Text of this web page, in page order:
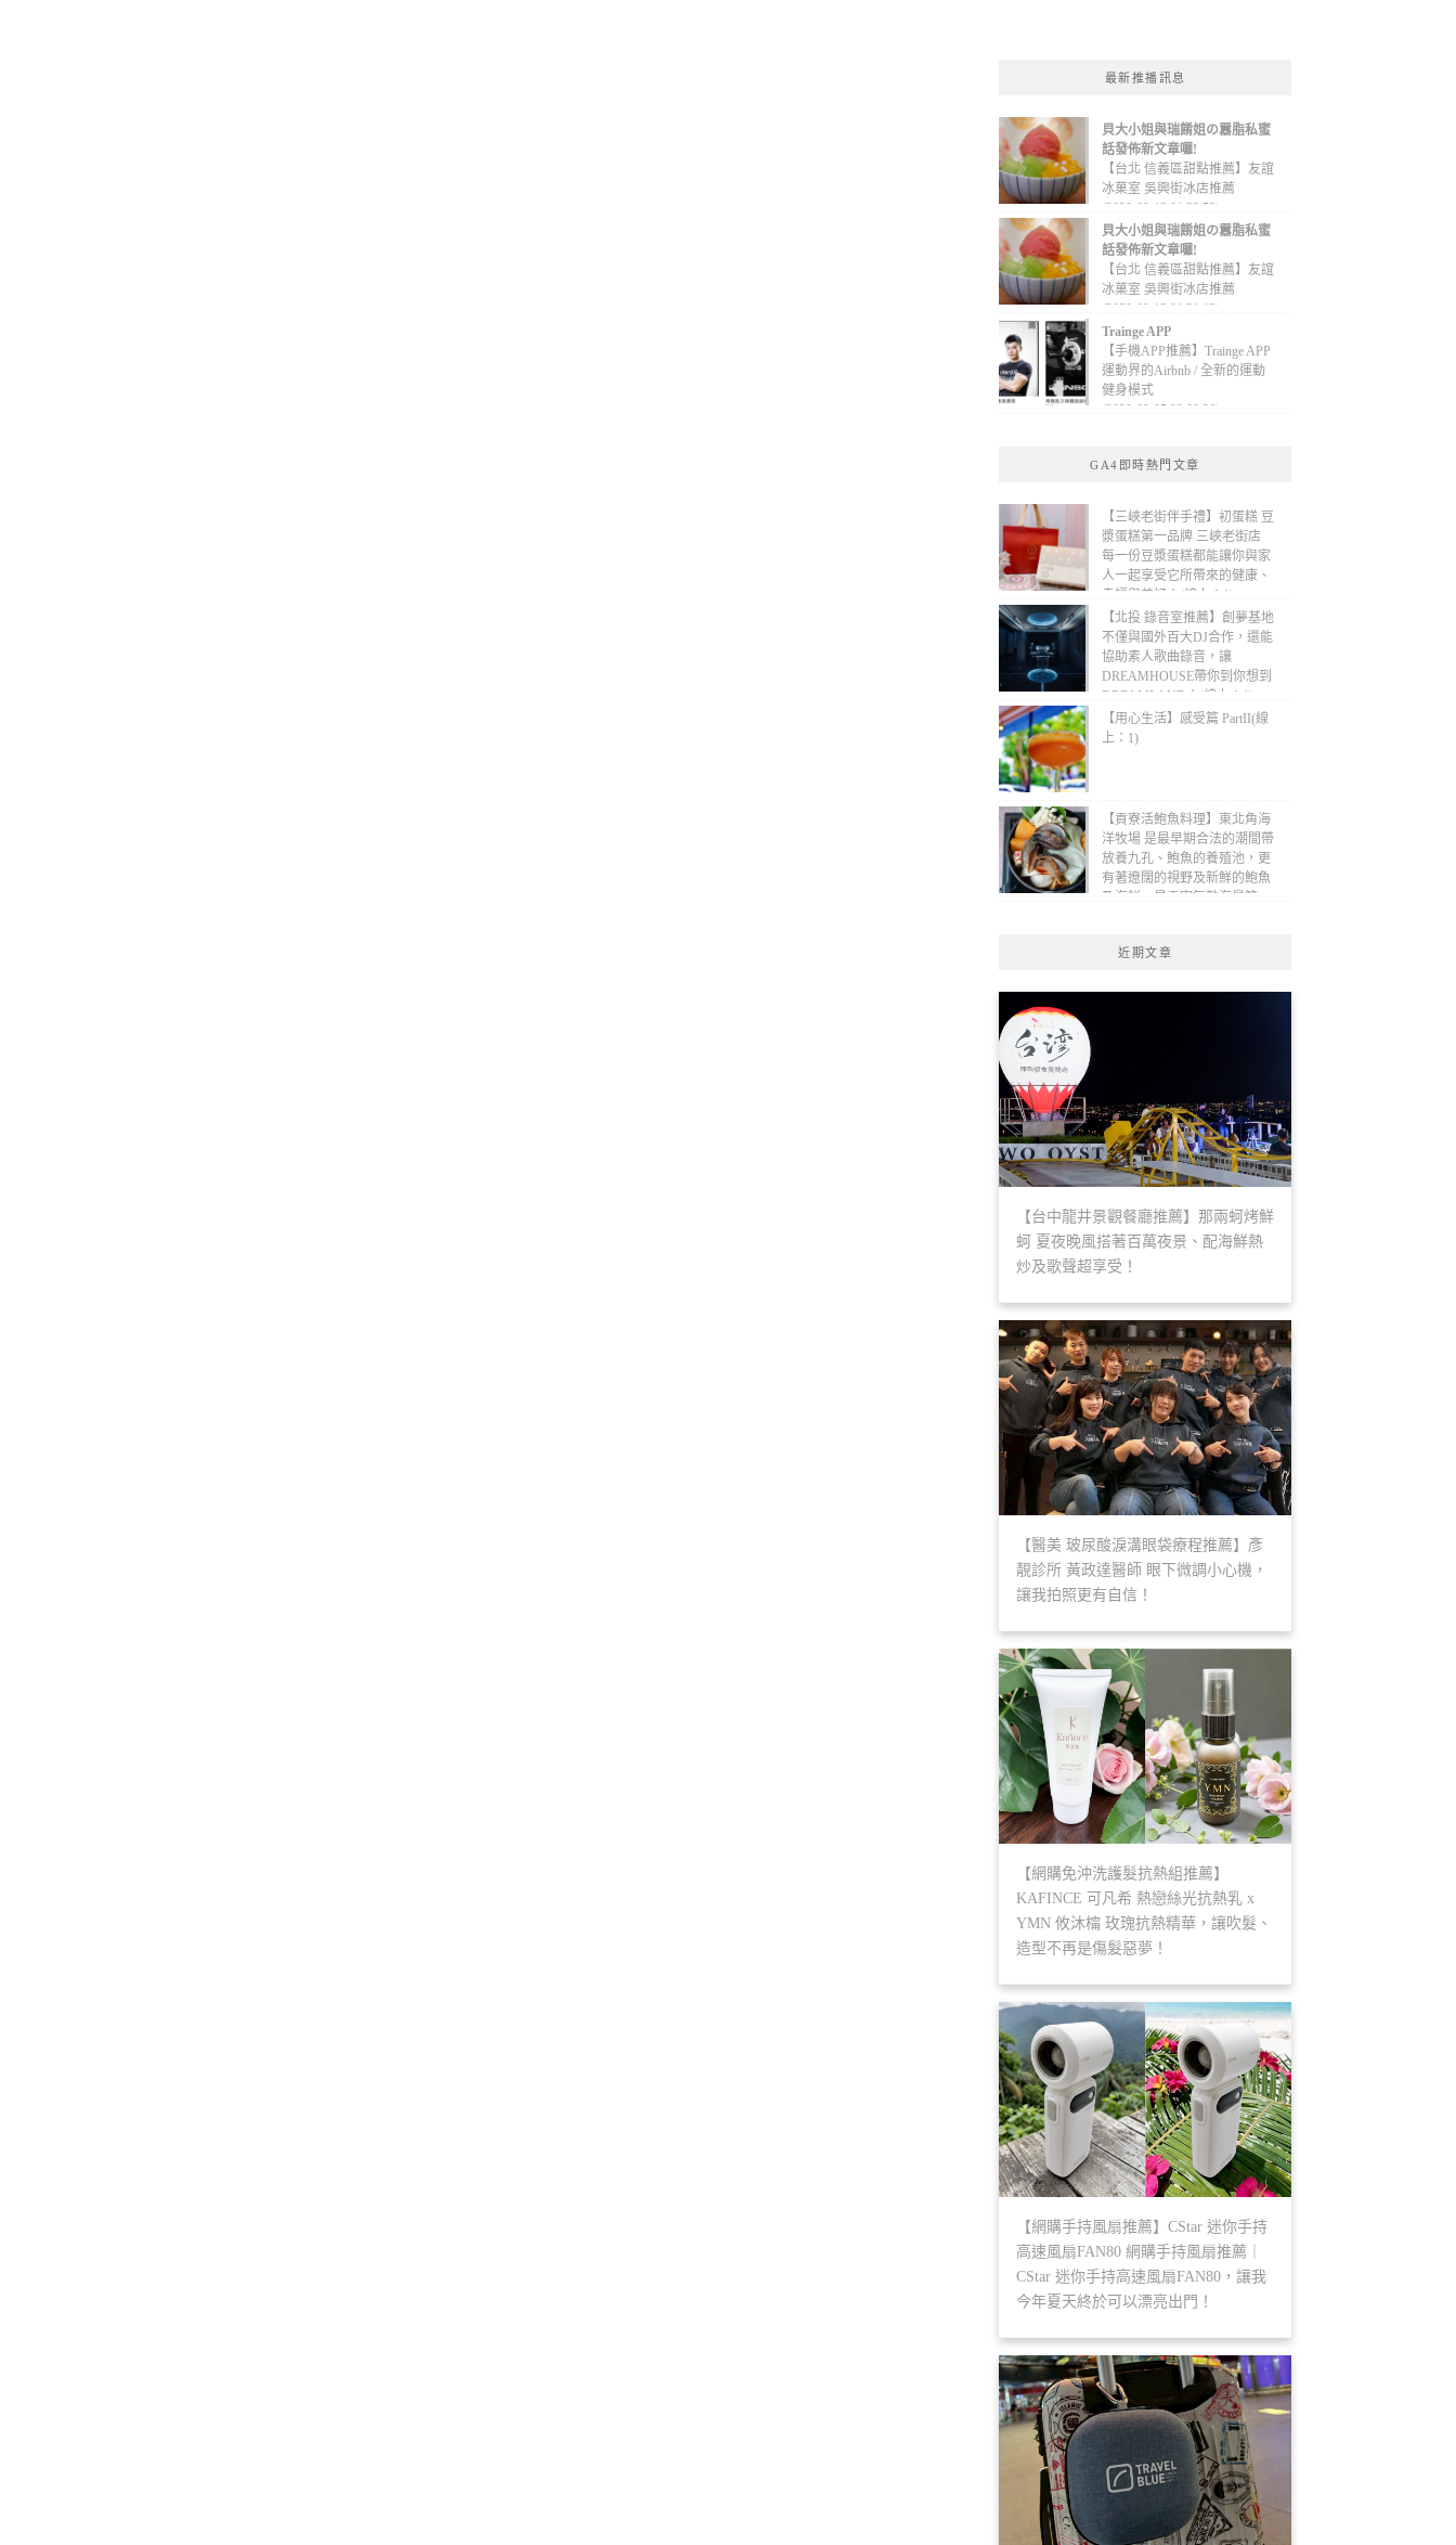
最新推播訊息
貝大小姐與瑞餚姐の囂脂私蜜
話發佈新文章囉!
【台北 信義區甜點推薦】友誼
冰菓室 吳興街冰店推薦
(2020-09-13 01:32:52)
貝大小姐與瑞餚姐の囂脂私蜜
話發佈新文章囉!
【台北 信義區甜點推薦】友誼
冰菓室 吳興街冰店推薦
(2020-09-13 01:31:12)
Trainge APP
【手機APP推薦】Trainge APP
運動界的Airbnb / 全新的運動
健身模式
(2020-09-05 22:08:36)
GA4即時熱門文章
【三峽老街伴手禮】初蛋糕 豆
漿蛋糕第一品牌 三峽老街店
每一份豆漿蛋糕都能讓你與家
人一起享受它所帶來的健康、
幸福與美好！(線上：1)
【北投 錄音室推薦】創夢基地
不僅與國外百大DJ合作，還能
協助素人歌曲錄音，讓
DREAMHOUSE帶你到你想到
DREAMLAND！(線上：1)
【用心生活】感受篇 PartII(線
上：1)
【貢寮活鮑魚料理】東北角海
洋牧場 是最早期合法的潮間帶
放養九孔、鮑魚的養殖池，更
有著遼闊的視野及新鮮的鮑魚
及海鮮，是貢寮無敵海景第一
近期文章
【台中龍井景觀餐廳推薦】那兩蚵烤鮮
蚵 夏夜晚風搭著百萬夜景、配海鮮熱
炒及歌聲超享受！
【醫美 玻尿酸淚溝眼袋療程推薦】彥
靚診所 黃政達醫師 眼下微調小心機，
讓我拍照更有自信！
【網購免沖洗護髮抗熱組推薦】
KAFINCE 可凡希 熱戀絲光抗熱乳 x
YMN 攸沐橣 玫瑰抗熱精華，讓吹髮、
造型不再是傷髮惡夢！
【網購手持風扇推薦】CStar 迷你手持
高速風扇FAN80 網購手持風扇推薦｜
CStar 迷你手持高速風扇FAN80，讓我
今年夏天終於可以漂亮出門！